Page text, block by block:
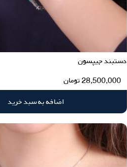
دستبند جیپسون
28,500,000تومان
اضافه به سبد خرید